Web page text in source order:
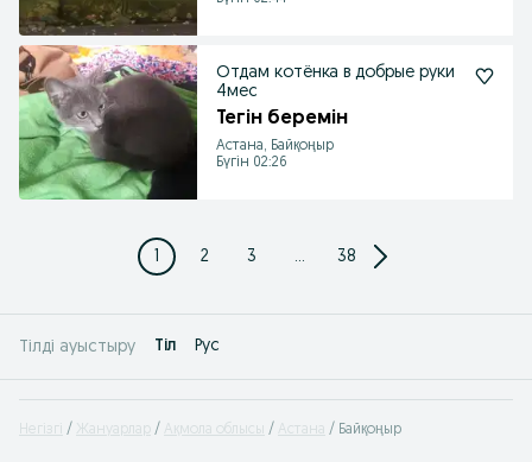
Отдам котёнка в добрые руки
4мес
Тегін беремін
Астана, Байқоңыр
Бүгін 02:26
1 2 3 ... 38
Тілді ауыстыру Tіл Рус
Негізгі Жануарлар Ақмола облысы Астана Байқоңыр